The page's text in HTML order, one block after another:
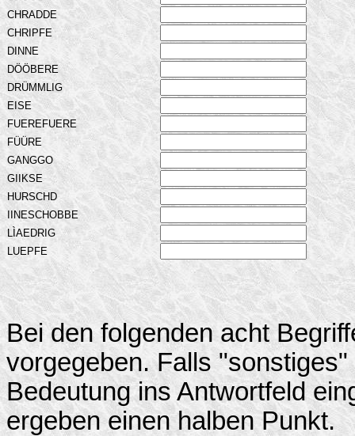
CHRADDE
CHRIPFE
DINNE
DÖÖBERE
DRÜMMLIG
EISE
FUEREFUERE
FÜÜRE
GANGGO
GIIKSE
HURSCHD
IINESCHOBBE
LÌAEDRIG
LUEPFE
Bei den folgenden acht
vorgegeben. Falls
Bedeutung ins Antwortfeld
ergeben einen halben Punkt.